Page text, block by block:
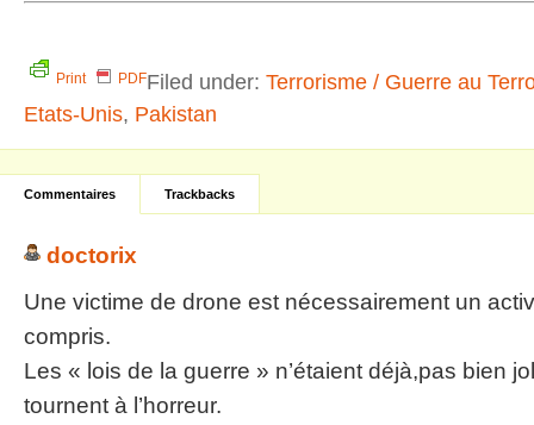
Print PDFFiled under: Terrorisme / Guerre au
Etats-Unis, Pakistan
Commentaires Trackbacks
doctorix
Une victime de drone est nécessairement un
compris.
Les « lois de la guerre » n’étaient déjà,pas bien
tournent à l’horreur.